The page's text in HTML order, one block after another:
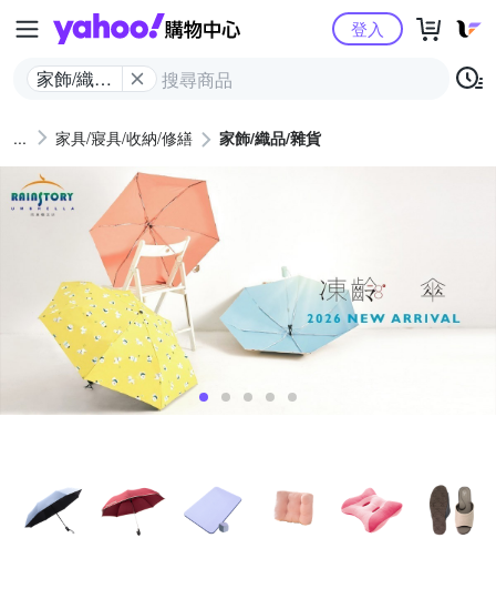
Yahoo購物中心
家飾/織品/
登入
家具/寢具/收納/修繕 家飾/織品/雜貨